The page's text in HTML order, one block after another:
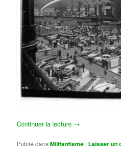
Continuer la lecture →
Publié dansMilitantisme | Laisser un